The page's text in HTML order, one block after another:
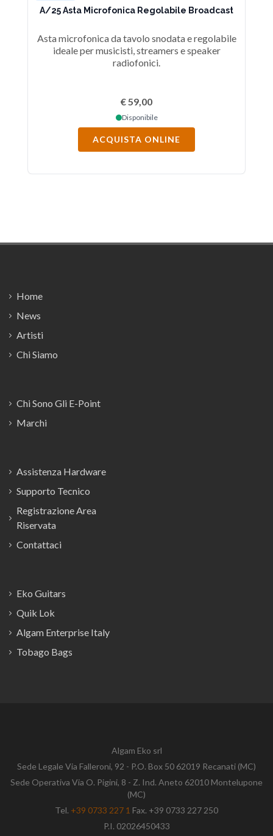
A/25 Asta Microfonica Regolabile Broadcast
Asta microfonica da tavolo snodata e regolabile
ideale per musicisti, streamers e speaker
radiofonici.
€ 59,00
Disponibile
ACQUISTA ONLINE
Home
News
Artisti
Chi Siamo
Chi Sono Gli E-Point
Marchi
Assistenza Hardware
Supporto Tecnico
Registrazione Area
Riservata
Contattaci
Eko Guitars
Quik Lok
Algam Enterprise Italy
Tobago Bags
Algam Eko srl
Sede Legale Via Falleroni, 92 - P.O. Box 50 62019 Recanati (MC)
Sede Operativa Via O. Pigini, 8 - Z. Ind. Aneto 62010 Montelupone
(MC)
Tel. +39 0733 227 1 Fax. +39 0733 227 250
P.I. 02026450433